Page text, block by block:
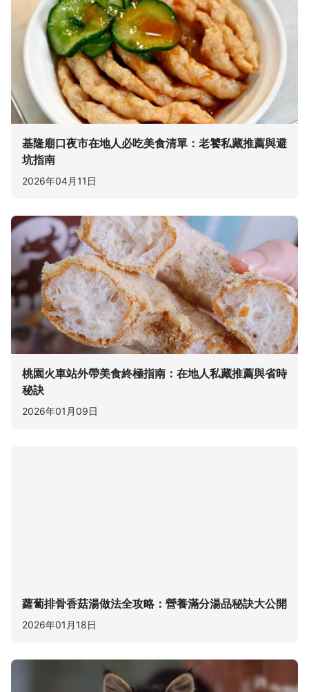
基隆廟口夜市在地人必吃美食清單：老饕私藏推薦與避
坑指南
2026年04月11日
桃園火車站外帶美食終極指南：在地人私藏推薦與省時
秘訣
2026年01月09日
蘿蔔排骨香菇湯做法全攻略：營養滿分湯品秘訣大公開
2026年01月18日